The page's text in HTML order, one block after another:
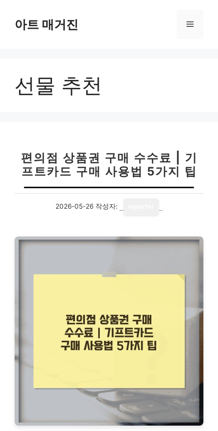
아트 매거진 메
선물 추천
편의점 상품권 구매 수수료 | 기
프트카드 구매 사용법 5가지 팁
2026-05-26 작성자: